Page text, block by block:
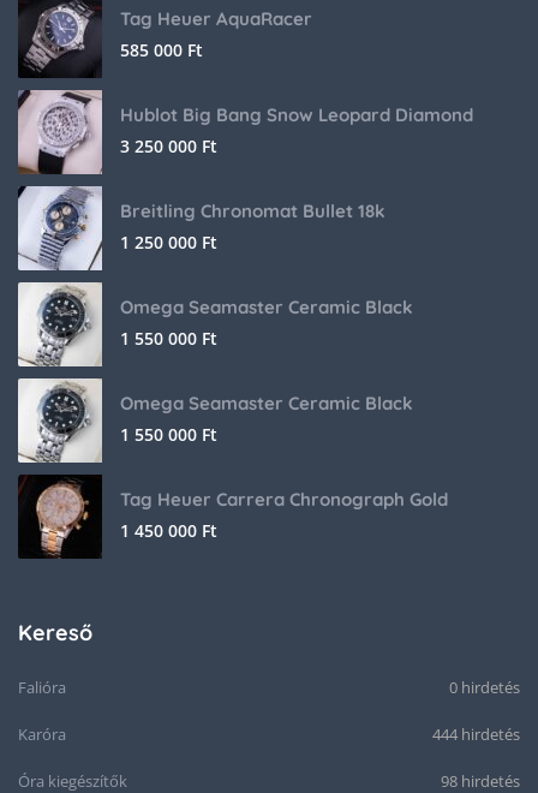
Tag Heuer AquaRacer
585 000 Ft
Hublot Big Bang Snow Leopard Diamond
3 250 000 Ft
Breitling Chronomat Bullet 18k
1 250 000 Ft
Omega Seamaster Ceramic Black
1 550 000 Ft
Omega Seamaster Ceramic Black
1 550 000 Ft
Tag Heuer Carrera Chronograph Gold
1 450 000 Ft
Kereső
Falióra 0 hirdetés
Karóra 444 hirdetés
Óra kiegészítők 98 hirdetés